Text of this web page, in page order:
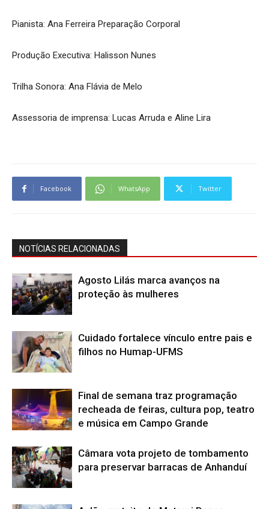
Pianista: Ana Ferreira Preparação Corporal
Produção Executiva: Halisson Nunes
Trilha Sonora: Ana Flávia de Melo
Assessoria de imprensa: Lucas Arruda e Aline Lira
Facebook WhatsApp Twitter
NOTÍCIAS RELACIONADAS
Agosto Lilás marca avanços na
proteção às mulheres
Cuidado fortalece vínculo entre pais e
filhos no Humap-UFMS
Final de semana traz programação
recheada de feiras, cultura pop, teatro
e música em Campo Grande
Câmara vota projeto de tombamento
para preservar barracas de Anhanduí